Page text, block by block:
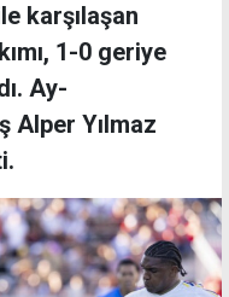
karşılaşan
1-0 geriye
Ay-
Alper Yılmaz